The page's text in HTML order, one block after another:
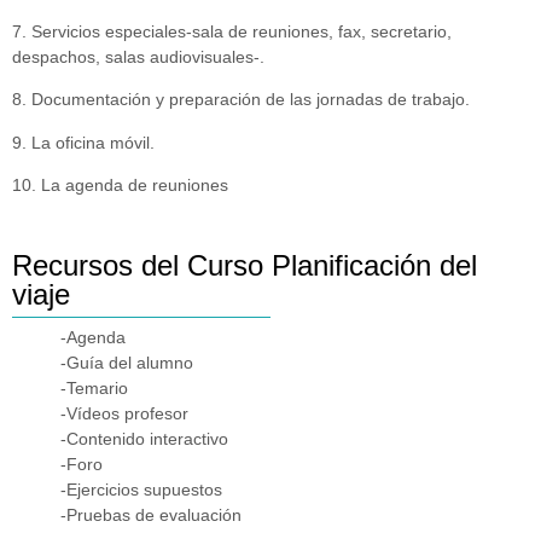
7. Servicios especiales-sala de reuniones, fax, secretario,
despachos, salas audiovisuales-.
8. Documentación y preparación de las jornadas de trabajo.
9. La oficina móvil.
10. La agenda de reuniones
Recursos del Curso Planificación del
viaje
-Agenda
-Guía del alumno
-Temario
-Vídeos profesor
-Contenido interactivo
-Foro
-Ejercicios supuestos
-Pruebas de evaluación